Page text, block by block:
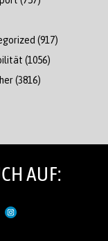
(917)
(1056)
(3816)
AUF: